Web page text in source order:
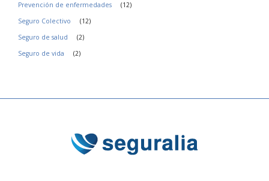
Prevención de enfermedades
(12)
Seguro Colectivo
(12)
Seguro de salud
(2)
Seguro de vida
(2)